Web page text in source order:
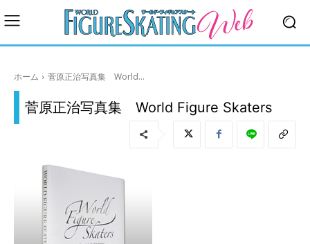
ホーム 菅原正治写真集 World...
菅原正治写真集 World Figure Skaters